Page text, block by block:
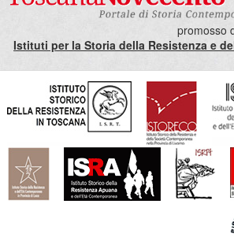
promosso
Istituti per la Storia della Resistenza e